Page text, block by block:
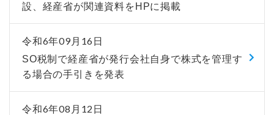
設、経産省が関連資料をHPに掲載
令和6年09月16日
SO税制で経産省が発行会社自身で株式を管理す
る場合の手引きを発表
令和6年08月12日